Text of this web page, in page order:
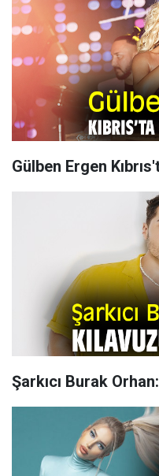
Gülben Ergen
Şarkıcı Burak